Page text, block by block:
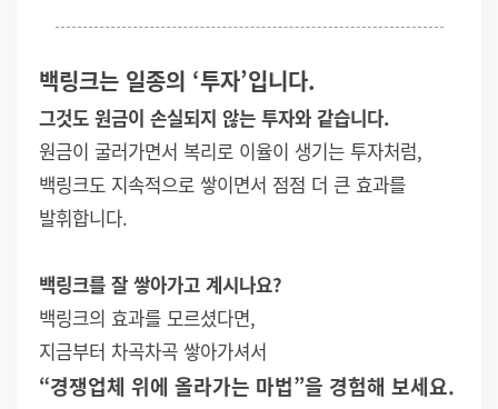
백링크는 일종의 ‘투자’입니다.
그것도 원금이 손실되지 않는 투자와 같습니다.
원금이 굴러가면서 복리로 이율이 생기는 투자처럼,
백링크도 지속적으로 쌓이면서 점점 더 큰 효과를
발휘합니다.
백링크를 잘 쌓아가고 계시나요?
백링크의 효과를 모르셨다면,
지금부터 차곡차곡 쌓아가셔서
“경쟁업체 위에 올라가는 마법”을 경험해 보세요.